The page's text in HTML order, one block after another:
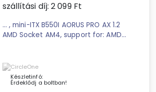
szállítási díj: 2 099Ft
... , mini-ITX B550I AORUS PRO AX 1.2
AMD Socket AM4, support for: AMD
Készletinfó:
Érdeklődj a boltban!